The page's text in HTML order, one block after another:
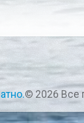
© 2026 Все